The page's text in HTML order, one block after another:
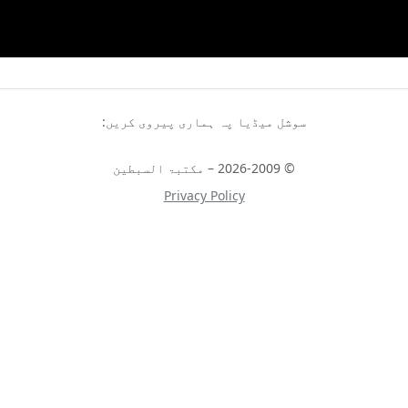
سوشل میڈیا پہ ہماری پیروی کریں:
Privacy Policy